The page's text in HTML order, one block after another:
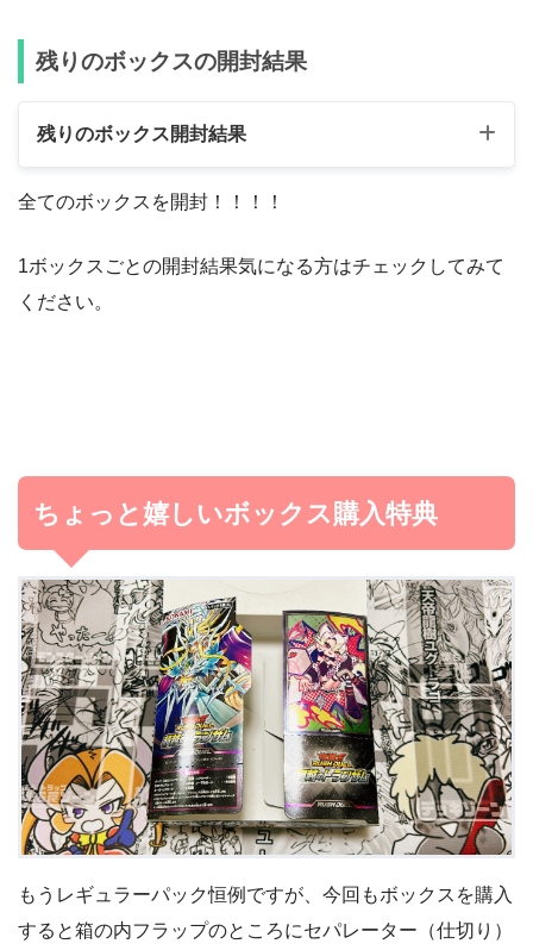
残りのボックスの開封結果
残りのボックス開封結果
全てのボックスを開封！！！！
1ボックスごとの開封結果気になる方はチェックしてみて
ください。
ちょっと嬉しいボックス購入特典
もうレギュラーパック恒例ですが、今回もボックスを購入
すると箱の内フラップのところにセパレーター（仕切り）